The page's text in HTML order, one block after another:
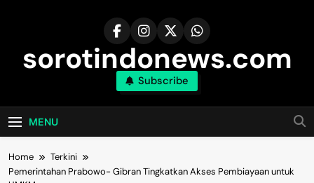
sorotindonews.com
Subscribe
MENU
Home
Terkini
Pemerintahan Prabowo- Gibran Tingkatkan Akses Pembiayaan untuk